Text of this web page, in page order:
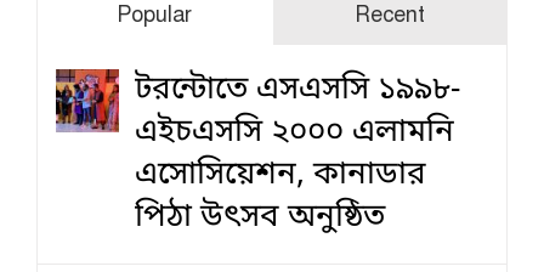
Popular Recent
টরন্টোতে এসএসসি ১৯৯৮-
এইচএসসি ২০০০ এলামনি
এসোসিয়েশন, কানাডার
পিঠা উৎসব অনুষ্ঠিত